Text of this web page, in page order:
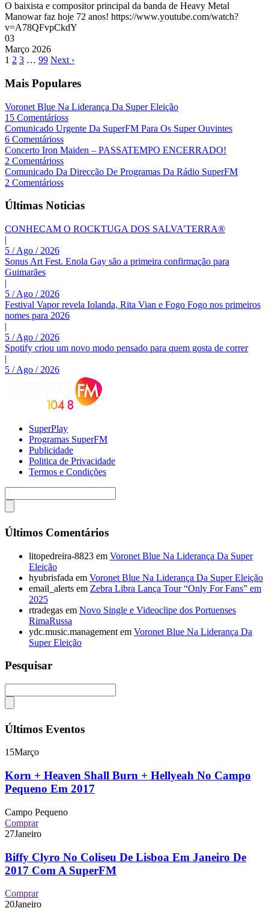
O baixista e compositor principal da banda de Heavy Metal
Manowar faz hoje 72 anos! https://www.youtube.com/watch?
v=A78QFvpCkdY
03
Março 2026
1 2 3 … 99 Next ›
Mais Populares
Voronet Blue Na Liderança Da Super Eleição
15 Comentárioss
Comunicado Urgente Da SuperFM Para Os Super Ouvintes
6 Comentárioss
Concerto Iron Maiden – PASSATEMPO ENCERRADO!
2 Comentárioss
Comunicado Da Direcção De Programas Da Rádio SuperFM
2 Comentárioss
Últimas Noticias
CONHEÇAM O ROCKTUGA DOS SALVA’TERRA®
|
5 / Ago / 2026
Sonus Art Fest. Enola Gay são a primeira confirmação para
Guimarães
|
5 / Ago / 2026
Festival Vapor revela Iolanda, Rita Vian e Fogo Fogo nos primeiros
nomes para 2026
|
5 / Ago / 2026
Spotify criou um novo modo pensado para quem gosta de correr
|
5 / Ago / 2026
SuperPlay
Programas SuperFM
Publicidade
Politica de Privacidade
Termos e Condições
Últimos Comentários
litopedreira-8823 em Voronet Blue Na Liderança Da Super
Eleição
hyubrisfada em Voronet Blue Na Liderança Da Super Eleição
email_alerts em Zebra Libra Lança Tour “Only For Fans” em
2025
rtradegas em Novo Single e Videoclipe dos Portuenses
RimaRussa
ydc.music.management em Voronet Blue Na Liderança Da
Super Eleição
Pesquisar
Últimos Eventos
15Março
Korn + Heaven Shall Burn + Hellyeah No Campo
Pequeno Em 2017
Campo Pequeno
Comprar
27Janeiro
Biffy Clyro No Coliseu De Lisboa Em Janeiro De
2017 Com A SuperFM
Comprar
20Janeiro